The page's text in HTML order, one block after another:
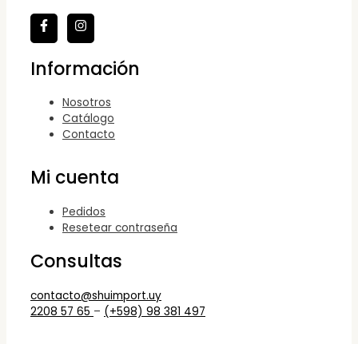
Información
Nosotros
Catálogo
Contacto
Mi cuenta
Pedidos
Resetear contraseña
Consultas
contacto@shuimport.uy
2208 57 65 – (+598) 98 381 497